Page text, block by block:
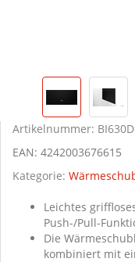
Artikelnummer:
EAN: 4242003676615
Kategorie:
Leichtes
Push-/Pull-
Die
kombiniert mit